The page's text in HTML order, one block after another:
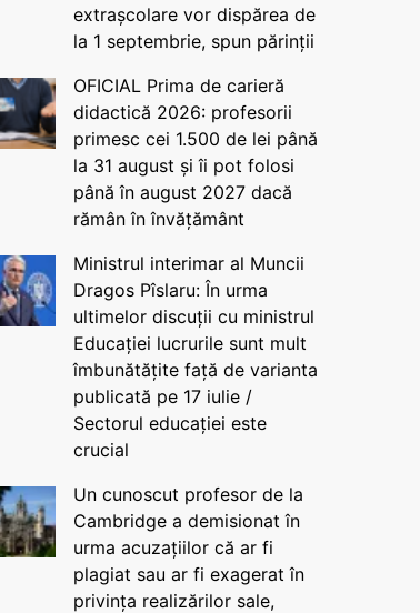
extrașcolare vor dispărea de
la 1 septembrie, spun părinții
OFICIAL Prima de carieră
didactică 2026: profesorii
primesc cei 1.500 de lei până
la 31 august și îi pot folosi
până în august 2027 dacă
rămân în învățământ
Ministrul interimar al Muncii
Dragos Pîslaru: În urma
ultimelor discuții cu ministrul
Educației lucrurile sunt mult
îmbunătățite față de varianta
publicată pe 17 iulie /
Sectorul educației este
crucial
Un cunoscut profesor de la
Cambridge a demisionat în
urma acuzațiilor că ar fi
plagiat sau ar fi exagerat în
privința realizărilor sale,